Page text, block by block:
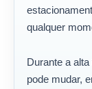
qualquer
Durante a
pode mudar,